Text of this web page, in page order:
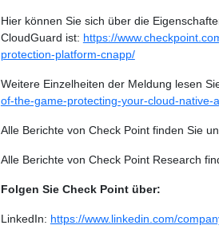
Hier können Sie sich über die
CloudGuard ist: https://
protection-platform-cnapp/
Weitere Einzelheiten der Meldung lesen
of-the-game-protecting-your-cloud-native-
Alle Berichte von Check Point finden Sie
Alle Berichte von Check Point Research
Folgen Sie Check Point über:
LinkedIn: https://www.linkedin.com/